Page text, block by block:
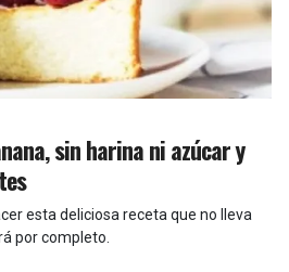
sin harina ni azúcar y
esta deliciosa receta que no lleva
por completo.